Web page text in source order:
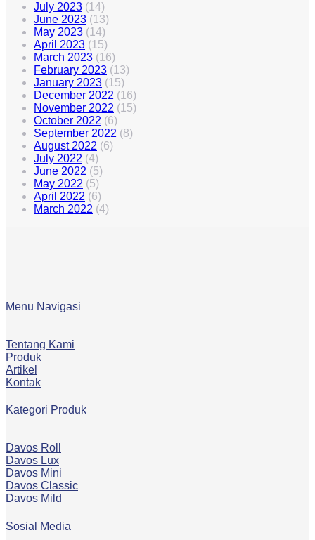
July 2023 (14)
June 2023 (13)
May 2023 (14)
April 2023 (15)
March 2023 (16)
February 2023 (13)
January 2023 (15)
December 2022 (16)
November 2022 (15)
October 2022 (6)
September 2022 (8)
August 2022 (6)
July 2022 (4)
June 2022 (5)
May 2022 (5)
April 2022 (6)
March 2022 (4)
Menu Navigasi
Tentang Kami
Produk
Artikel
Kontak
Kategori Produk
Davos Roll
Davos Lux
Davos Mini
Davos Classic
Davos Mild
Sosial Media